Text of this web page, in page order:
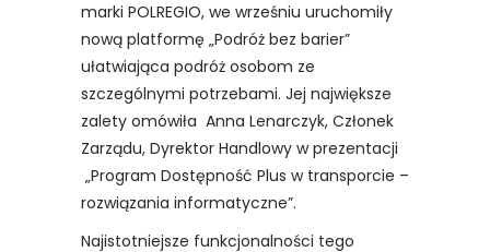
marki POLREGIO, we wrześniu uruchomiły
nową platformę „Podróż bez barier”
ułatwiająca podróż osobom ze
szczególnymi potrzebami. Jej największe
zalety omówiła Anna Lenarczyk, Członek
Zarządu, Dyrektor Handlowy w prezentacji
„Program Dostępność Plus w transporcie –
rozwiązania informatyczne”.
Najistotniejsze funkcjonalności tego